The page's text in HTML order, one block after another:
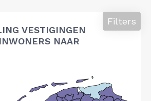
VESTIGINGEN
NAAR
Filters